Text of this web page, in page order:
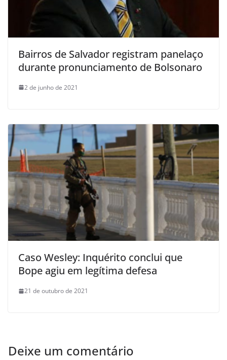
Bairros de Salvador registram panelaço
durante pronunciamento de Bolsonaro
2 de junho de 2021
Caso Wesley: Inquérito conclui que
Bope agiu em legítima defesa
21 de outubro de 2021
Deixe um comentário